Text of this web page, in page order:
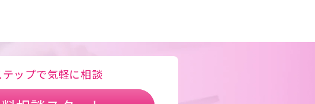
ップで気軽に相談